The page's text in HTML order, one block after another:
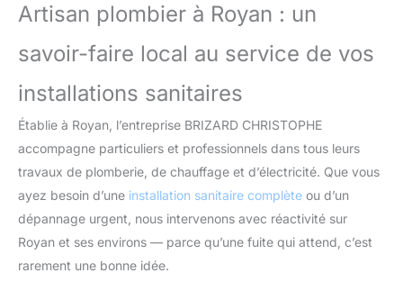
Artisan plombier à Royan : un
savoir-faire local au service de vos
installations sanitaires
Établie à Royan, l’entreprise BRIZARD CHRISTOPHE
accompagne particuliers et professionnels dans tous leurs
travaux de plomberie, de chauffage et d’électricité. Que vous
ayez besoin d’une installation sanitaire complète ou d’un
dépannage urgent, nous intervenons avec réactivité sur
Royan et ses environs — parce qu’une fuite qui attend, c’est
rarement une bonne idée.